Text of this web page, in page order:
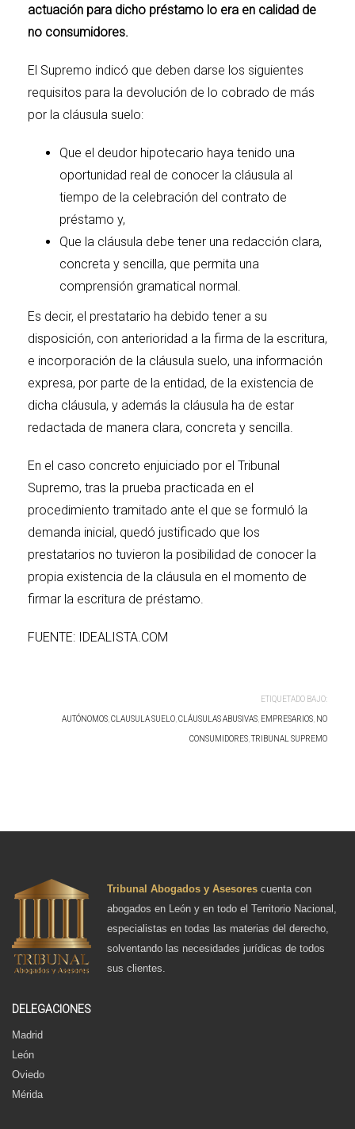
actuación para dicho préstamo lo era en calidad de
no consumidores.
El Supremo indicó que deben darse los siguientes
requisitos para la devolución de lo cobrado de más
por la cláusula suelo:
Que el deudor hipotecario haya tenido una
oportunidad real de conocer la cláusula al
tiempo de la celebración del contrato de
préstamo y,
Que la cláusula debe tener una redacción clara,
concreta y sencilla, que permita una
comprensión gramatical normal.
Es decir, el prestatario ha debido tener a su
disposición, con anterioridad a la firma de la escritura,
e incorporación de la cláusula suelo, una información
expresa, por parte de la entidad, de la existencia de
dicha cláusula, y además la cláusula ha de estar
redactada de manera clara, concreta y sencilla.
En el caso concreto enjuiciado por el Tribunal
Supremo, tras la prueba practicada en el
procedimiento tramitado ante el que se formuló la
demanda inicial, quedó justificado que los
prestatarios no tuvieron la posibilidad de conocer la
propia existencia de la cláusula en el momento de
firmar la escritura de préstamo.
FUENTE: IDEALISTA.COM
ETIQUETADO BAJO:
AUTÓNOMOS CLAUSULA SUELO CLÁUSULAS ABUSIVAS EMPRESARIOS NO
CONSUMIDORES ,TRIBUNAL SUPREMO
Tribunal Abogados y Asesores cuenta con
abogados en León y en todo el Territorio Nacional,
especialistas en todas las materias del derecho,
solventando las necesidades jurídicas de todos
sus clientes.
DELEGACIONES
Madrid
León
Oviedo
Mérida